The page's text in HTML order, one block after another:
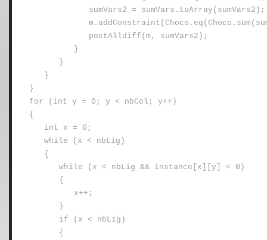
sumVars2 = sumVars.toArray(sumVars2);
postAlldiff(m, sumVars2);
}
}
}
}
for (int y = 0; y < nbCol; y++)
{
int x = 0;
while (x < nbLig)
{
while (x < nbLig && instance[x][y] < 0)
{
x++;
}
if (x < nbLig)
{